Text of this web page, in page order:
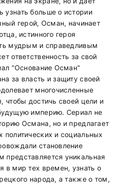
узнать больше о истории
герой, Осман, начинает
истинного героя
мудрым и справедливым
ответственность за свой
"Основание Осман"
за власть и защиту своей
многочисленные
чтобы достичь своей цели и
империю. Сериал не
Османа, но и предлагает
политических и социальных
становление
уникальная
в мир тех времен, узнать о
народа, а также о том,